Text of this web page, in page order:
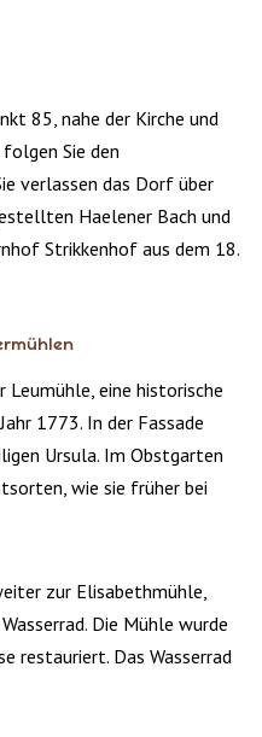
85, nahe der Kirche und
Sie den
verlassen das Dorf über
Haelener Bach und
Strikkenhof aus dem 18.
Leumühle, eine historische
1773. In der Fassade
Ursula. Im Obstgarten
wie sie früher bei
zur Elisabethmühle,
Die Mühle wurde
restauriert. Das Wasserrad